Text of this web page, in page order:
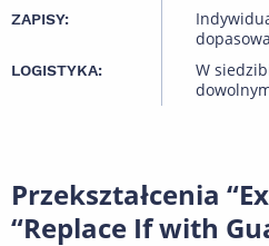
ZAPISY:
LOGISTYKA:
W
Przekształcenia
“Replace If with